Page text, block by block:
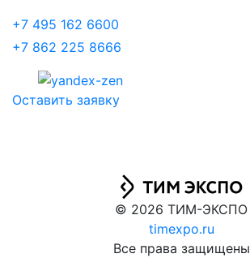
+7 495 162 6600
+7 862 225 8666
Оставить заявку
© 2026 ТИМ-ЭКСПО
timexpo.ru
Все права защищены